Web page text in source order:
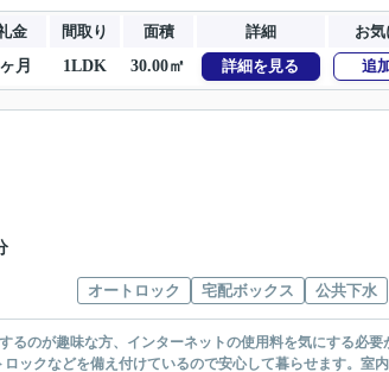
金 間取り 面積 詳細
お気
月 1LDK 30.00㎡ 詳細を見る 追
オートロック 宅配ボックス 公共下水
るのが趣味な方、インターネットの使用料を気にする必要
ックなどを備え付けているので安心して暮らせます。室